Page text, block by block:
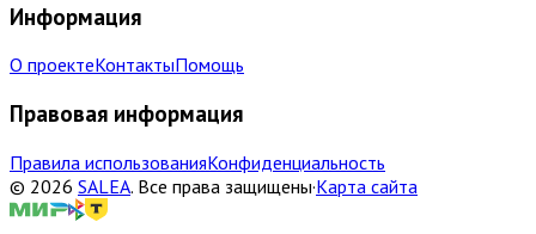
Информация
О проектеКонтактыПомощь
Правовая информация
Правила использованияКонфиденциальность
© 2026 SALEA. Все права защищены·Карта сайта